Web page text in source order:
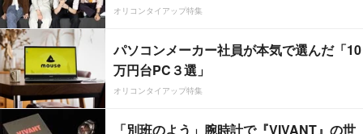
オリコンタイアップ特集
パソコンメーカー社員が本気で選んだ「10
万円台PC３選」
オリコンタイアップ特集
「別班のよう」腕時計で『VIVANT』の世